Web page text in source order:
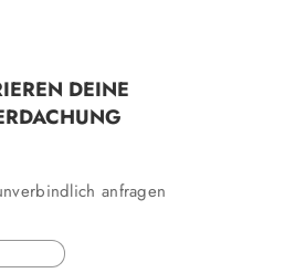
DEINE
anfragen